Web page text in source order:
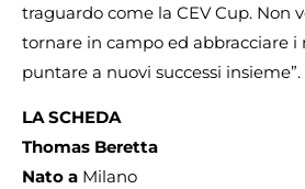
traguardo come la CEV Cup. Non
tornare in campo ed abbracciare i
puntare a nuovi successi insieme”.
LA SCHEDA
Thomas Beretta
Nato a Milano